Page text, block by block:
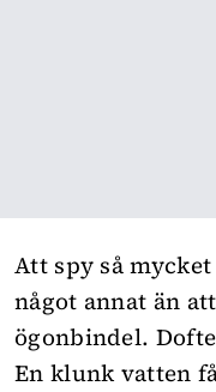
Att spy så
något annat än
ögonbindel.
En klunk vatten